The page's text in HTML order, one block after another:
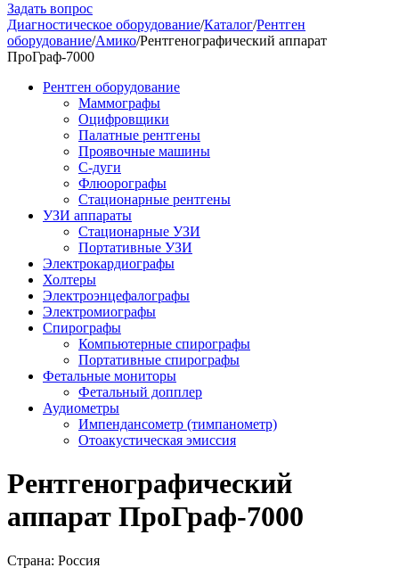
Задать вопрос
Диагностическое оборудование/Каталог/Рентген
оборудование/Амико/Рентгенографический аппарат
ПроГраф-7000
Рентген оборудование
Маммографы
Оцифровщики
Палатные рентгены
Проявочные машины
С-дуги
Флюорографы
Стационарные рентгены
УЗИ аппараты
Стационарные УЗИ
Портативные УЗИ
Электрокардиографы
Холтеры
Электроэнцефалографы
Электромиографы
Спирографы
Компьютерные спирографы
Портативные спирографы
Фетальные мониторы
Фетальный допплер
Аудиометры
Импендансометр (тимпанометр)
Отоакустическая эмиссия
Рентгенографический
аппарат ПроГраф-7000
Страна: Россия